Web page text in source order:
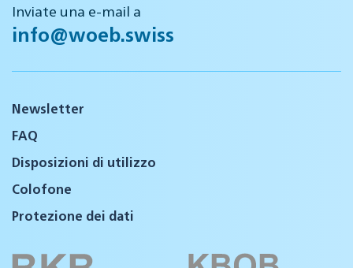
Inviate una e-mail a
info@woeb.swiss
Newsletter
FAQ
Disposizioni di utilizzo
Colofone
Protezione dei dati